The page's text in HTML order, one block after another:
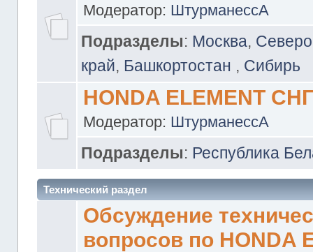
Модератор: ШтурманессА
Подразделы: Москва,
край, Башкортостан , Сибирь
HONDA ELEMENT
Модератор: ШтурманессА
Подразделы: Республика
Технический раздел
Обсуждение
вопросов по HONDA